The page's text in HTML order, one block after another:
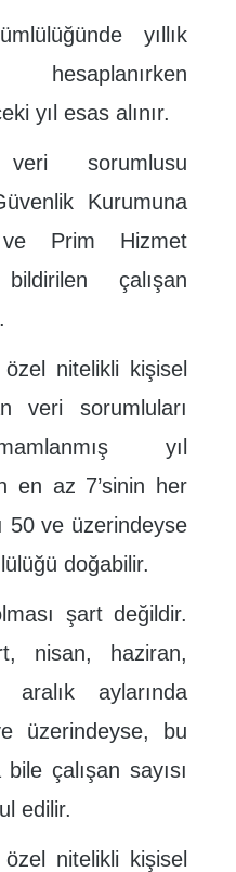
yıllık
yıl esas alınır.
sorumlusu
Kurumuna
Prim Hizmet
bildirilen çalışan
nitelikli kişisel
veri sorumluları
yıl
en az 7’sinin her
50 ve üzerindeyse
doğabilir.
şart değildir.
nisan, haziran,
aylarında
üzerindeyse, bu
çalışan sayısı
edilir.
nitelikli kişisel